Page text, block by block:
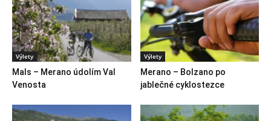
Výlety
Mals – Merano údolím Val
Venosta
Výlety
Merano – Bolzano po
jablečné cyklostezce